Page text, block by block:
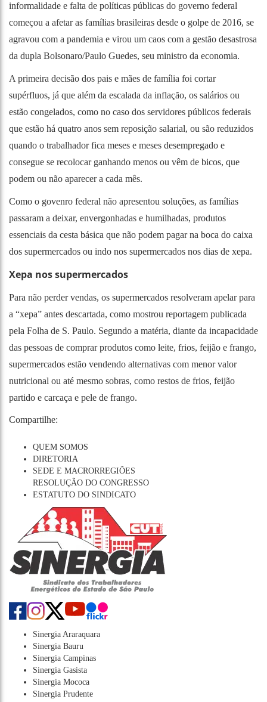
informalidade e falta de políticas públicas do governo federal
começou a afetar as famílias brasileiras desde o golpe de 2016, se
agravou com a pandemia e virou um caos com a gestão desastrosa
da dupla Bolsonaro/Paulo Guedes, seu ministro da economia.
A primeira decisão dos pais e mães de família foi cortar
supérfluos, já que além da escalada da inflação, os salários ou
estão congelados, como no caso dos servidores públicos federais
que estão há quatro anos sem reposição salarial, ou são reduzidos
quando o trabalhador fica meses e meses desempregado e
consegue se recolocar ganhando menos ou vêm de bicos, que
podem ou não aparecer a cada mês.
Como o govenro federal não apresentou soluções, as famílias
passaram a deixar, envergonhadas e humilhadas, produtos
essenciais da cesta básica que não podem pagar na boca do caixa
dos supermercados ou indo nos supermercados nos dias de xepa.
Xepa nos supermercados
Para não perder vendas, os supermercados resolveram apelar para
a “xepa” antes descartada, como mostrou reportagem publicada
pela Folha de S. Paulo. Segundo a matéria, diante da incapacidade
das pessoas de comprar produtos como leite, frios, feijão e frango,
supermercados estão vendendo alternativas com menor valor
nutricional ou até mesmo sobras, como restos de frios, feijão
partido e carcaça e pele de frango.
Compartilhe:
QUEM SOMOS
DIRETORIA
SEDE E MACRORREGIÕES
RESOLUÇÃO DO CONGRESSO
ESTATUTO DO SINDICATO
Sinergia Araraquara
Sinergia Bauru
Sinergia Campinas
Sinergia Gasista
Sinergia Mococa
Sinergia Prudente